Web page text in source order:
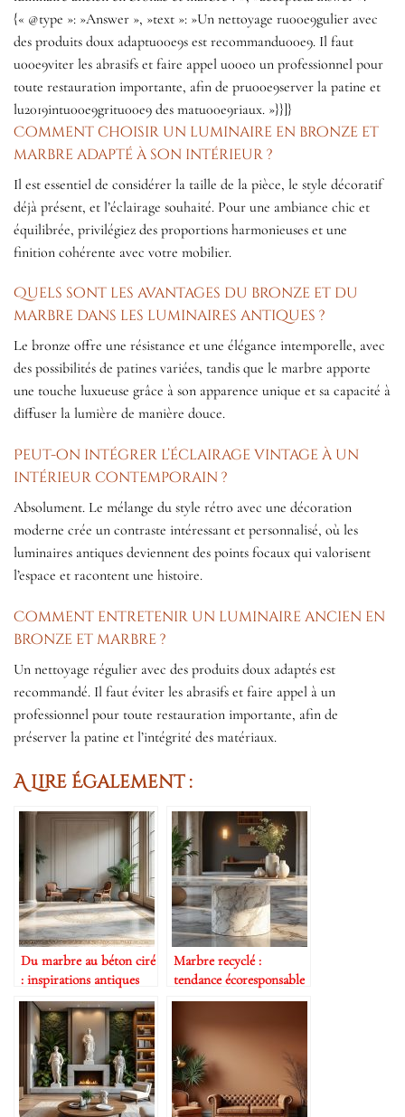
{« @type »: »Answer », »text »: »Un nettoyage ru00e9gulier avec
des produits doux adaptu00e9s est recommandu00e9. Il faut
u00e9viter les abrasifs et faire appel u00e0 un professionnel pour
toute restauration importante, afin de pru00e9server la patine et
lu2019intu00e9gritu00e9 des matu00e9riaux. »}}]}
Comment choisir un luminaire en bronze et
marbre adapté à son intérieur ?
Il est essentiel de considérer la taille de la pièce, le style décoratif
déjà présent, et l’éclairage souhaité. Pour une ambiance chic et
équilibrée, privilégiez des proportions harmonieuses et une
finition cohérente avec votre mobilier.
Quels sont les avantages du bronze et du
marbre dans les luminaires antiques ?
Le bronze offre une résistance et une élégance intemporelle, avec
des possibilités de patines variées, tandis que le marbre apporte
une touche luxueuse grâce à son apparence unique et sa capacité à
diffuser la lumière de manière douce.
Peut-on intégrer l’éclairage vintage à un
intérieur contemporain ?
Absolument. Le mélange du style rétro avec une décoration
moderne crée un contraste intéressant et personnalisé, où les
luminaires antiques deviennent des points focaux qui valorisent
l’espace et racontent une histoire.
Comment entretenir un luminaire ancien en
bronze et marbre ?
Un nettoyage régulier avec des produits doux adaptés est
recommandé. Il faut éviter les abrasifs et faire appel à un
professionnel pour toute restauration importante, afin de
préserver la patine et l’intégrité des matériaux.
A Lire Également :
Du marbre au béton ciré
: inspirations antiques
modernes
Marbre recyclé :
tendance écoresponsable
inspirée de l’Antiquité